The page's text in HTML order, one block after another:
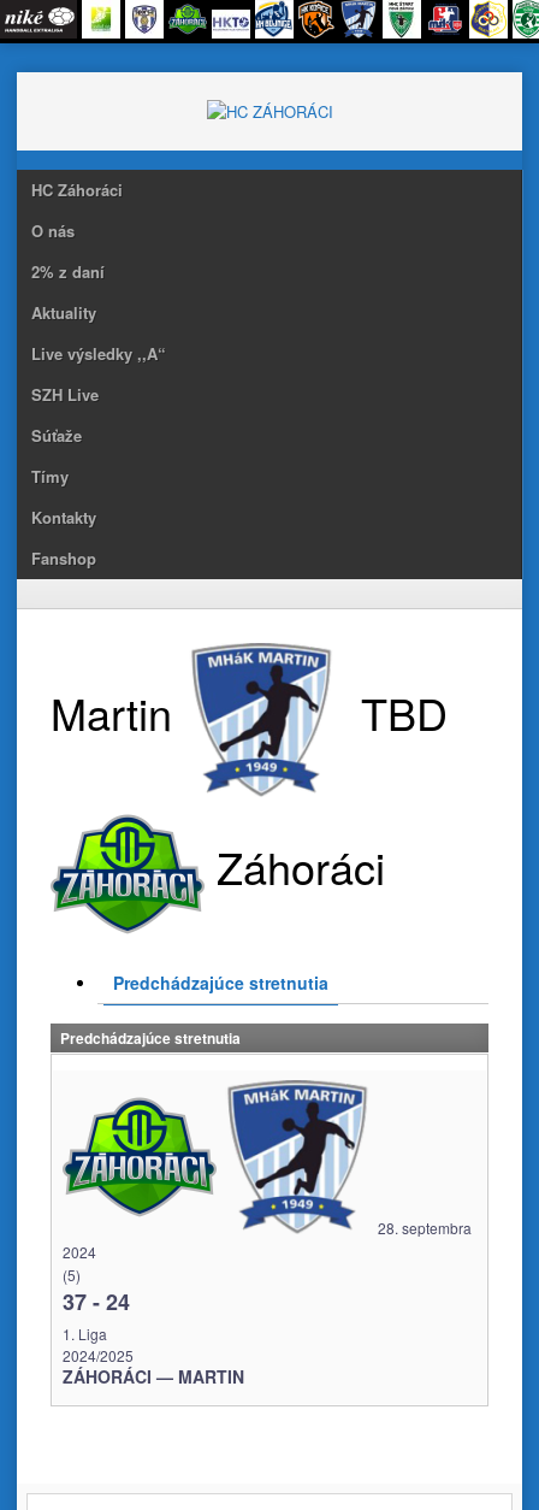
HC Záhoráci
O nás
2% z daní
Aktuality
Live výsledky ,,A“
SZH Live
Súťaže
Tímy
Kontakty
Fanshop
Martin TBD
Záhoráci
Predchádzajúce stretnutia
Predchádzajúce stretnutia
28. septembra
2024
(5)
37-24
1. Liga
2024/2025
ZÁHORÁCI — MARTIN